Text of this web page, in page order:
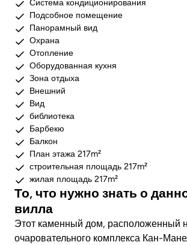
Система кондиционирования
Подсобное помещение
Панорамный вид
Охрана
Отопление
Оборудованная кухня
Зона отдыха
Внешний
Вид
библиотека
Барбекю
Балкон
План этажа 217m²
строительная площадь 217m²
жилая площадь 217m²
То, что нужно знать о
вилла
Этот каменный дом, расположенный
очаровательного комплекса Кан-